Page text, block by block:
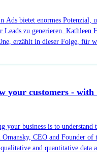
Ads bietet enormes Potenzial,
Leads zu generieren. Kathleen
erzählt in dieser Folge, für
Testing ausschöpfen kann.
Einstieg in das Thema und
kathleen-holler
your customers - with
your business is to understand
Omansky, CEO and Founder of
and quantitative data